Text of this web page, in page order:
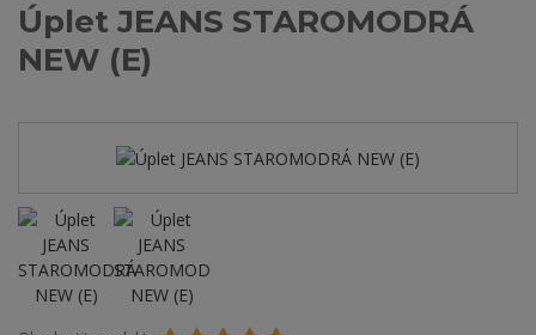
Úplet JEANS STAROMODRÁ
NEW (E)